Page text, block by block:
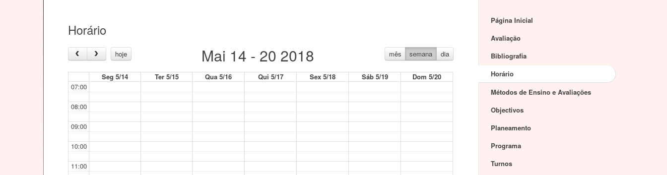
Horário
hoje mês semana dia
Mai 14 - 20 2018
Seg 5/14 Ter 5/15 Qua 5/16 Qui 5/17 Sex 5/18 Sáb 5/19
Dom 5/20
07:00
08:00
09:00
10:00
11:00
Página Inicial
Avaliação
Bibliografia
Horário
Métodos de Ensino e Avaliações
Objectivos
Planeamento
Programa
Turnos